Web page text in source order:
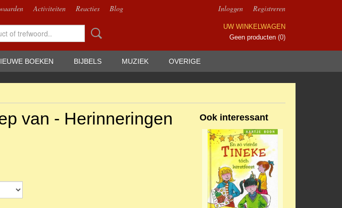
Activiteiten Reacties Blog Inloggen Registreren
UW WINKELWAGEN
Geen producten (0)
BOEKEN BIJBELS MUZIEK OVERIGE
van - Herinneringen Ook interessant